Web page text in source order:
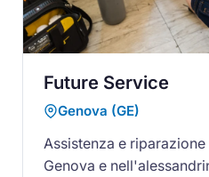
Future Service
Genova (GE)
Assistenza e
Genova e